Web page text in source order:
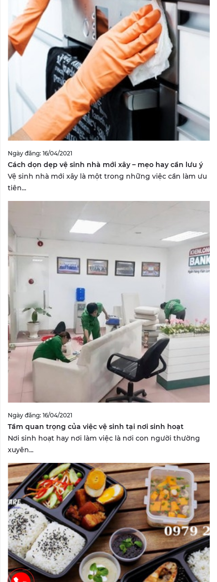
Ngày đăng: 16/04/2021
Cách dọn dẹp vệ sinh nhà mới xây – mẹo hay cần lưu ý
Vệ sinh nhà mới xây là một trong những việc cần làm ưu
tiên...
Ngày đăng: 16/04/2021
Tầm quan trọng của việc vệ sinh tại nơi sinh hoạt
Nơi sinh hoạt hay nơi làm việc là nơi con người thường
xuyên...